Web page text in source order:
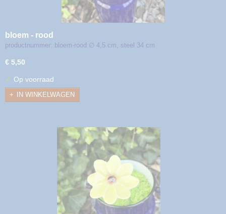
bloem - rood
productnummer: bloem-rood ∅ 4,5 cm, steel 34 cm
€ 5,50
✓ Op voorraad
IN WINKELWAGEN